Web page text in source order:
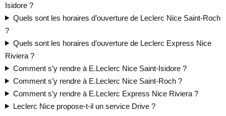
Isidore ?
Quels sont les horaires d’ouverture de Leclerc Nice Saint-Roch
?
Quels sont les horaires d’ouverture de Leclerc Express Nice
Riviera ?
Comment s’y rendre à E.Leclerc Nice Saint-Isidore ?
Comment s’y rendre à E.Leclerc Nice Saint-Roch ?
Comment s’y rendre à E.Leclerc Express Nice Riviera ?
Leclerc Nice propose-t-il un service Drive ?